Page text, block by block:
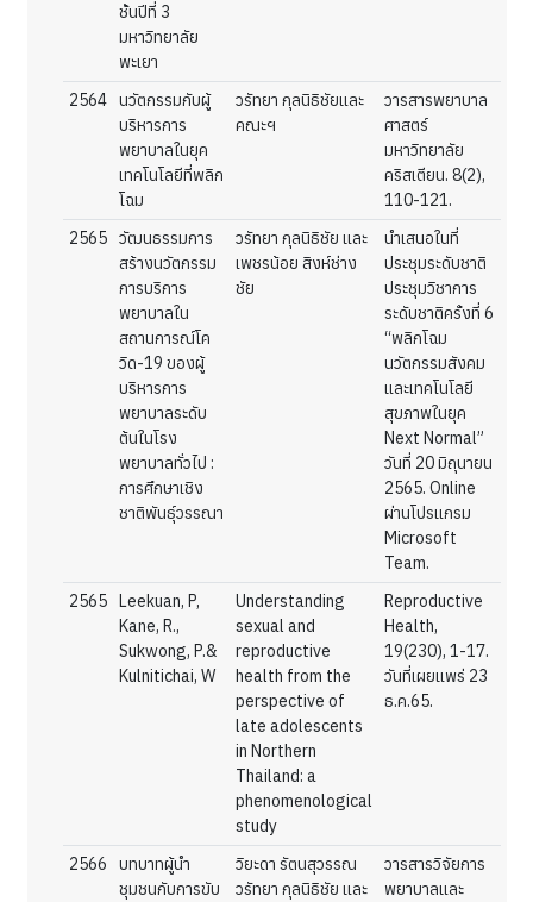
ชั้นปีที่ 3
มหาวิทยาลัย
พะเยา
2564 นวัตกรรมกับผู้
บริหารการ
พยาบาลในยุค
เทคโนโลยีที่พลิก
โฉม
วรัทยา กุลนิธิชัยและ
คณะฯ
วารสารพยาบาล
ศาสตร์
มหาวิทยาลัย
คริสเตียน. 8(2),
110-121.
2565 วัฒนธรรมการ
สร้างนวัตกรรม
การบริการ
พยาบาลใน
สถานการณ์โค
วิด-19 ของผู้
บริหารการ
พยาบาลระดับ
ต้นในโรง
พยาบาลทั่วไป :
การศึกษาเชิง
ชาติพันธุ์วรรณา
วรัทยา กุลนิธิชัย และ
เพชรน้อย สิงห์ช่าง
ชัย
นำเสนอในที่
ประชุมระดับชาติ
ประชุมวิชาการ
ระดับชาติครั้งที่ 6
“พลิกโฉม
นวัตกรรมสังคม
และเทคโนโลยี
สุขภาพในยุค
Next Normal”
วันที่ 20 มิถุนายน
2565. Online
ผ่านโปรแกรม
Microsoft
Team.
2565 Leekuan, P,
Kane, R.,
Sukwong, P.&
Kulnitichai, W
Understanding
sexual and
reproductive
health from the
perspective of
late adolescents
in Northern
Thailand: a
phenomenological
study
Reproductive
Health,
19(230), 1-17.
วันที่เผยแพร่ 23
ธ.ค.65.
2566
บทบาทผู้นำ
ชุมชนกับการขับ
วิยะดา รัตนสุวรรณ
วรัทยา กุลนิธิชัย และ
วารสารวิจัยการ
พยาบาลและ